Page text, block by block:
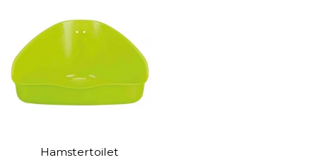
Hamstertoilet